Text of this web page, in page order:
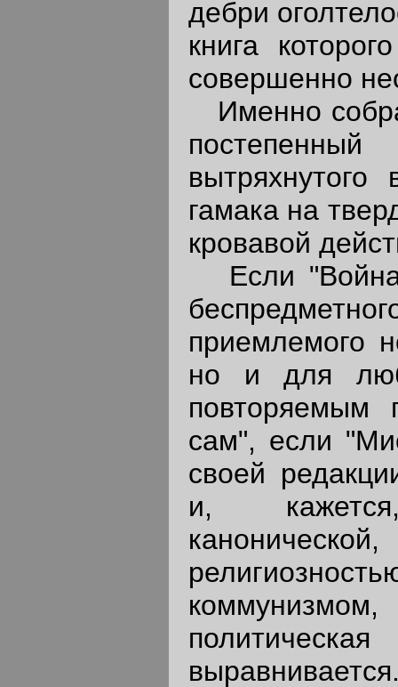
дебри
книга
совершенно
Именно
вытряхнутого
гамака на
кровавой
Если "Война
приемлемого
но и для
повторяемым
сам", если
своей
и,